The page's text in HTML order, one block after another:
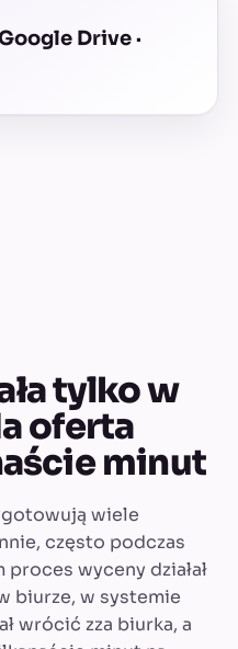
Drive ·
tylko w
oferta
minut
wiele
często podczas
wyceny działał
biurze, w systemie
wrócić zza biurka, a